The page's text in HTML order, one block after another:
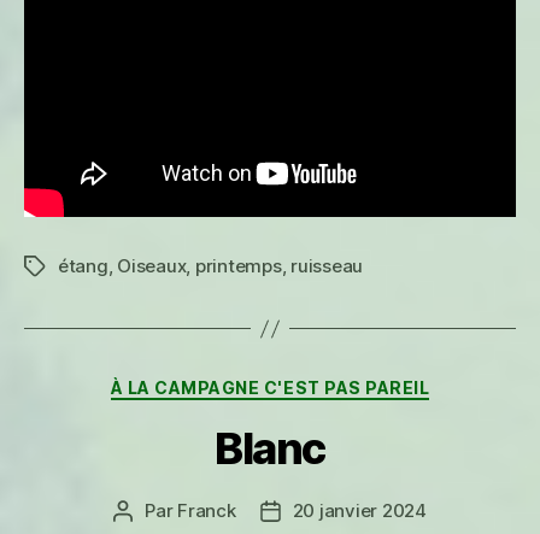
Étiquettes
étang, Oiseaux, printemps, ruisseau
Catégories
À LA CAMPAGNE C'EST PAS PAREIL
Blanc
Auteur
Par Franck
Date20 janvier 2024